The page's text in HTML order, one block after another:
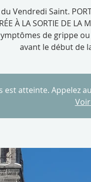
Vendredi Saint. PORT
À LA SORTIE DE
de grippe
avant le début de
est atteinte. Appelez